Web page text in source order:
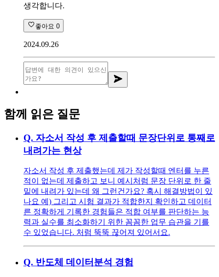
생각합니다.
좋아요 0
2024.09.26
함께 읽은 질문
Q. 자소서 작성 후 제출할때 문장단위로 통째로
내려가는 현상
자소서 작성 후 제출했는데 제가 작성할때 엔터를 누른
적이 없는데 제출하고 보니 예시처럼 문장 단위로 한 줄
밑에 내려가 있는데 왜 그런건가요? 혹시 해결방법이 있
나요 예) 그리고 시험 결과가 적합한지 확인하고 데이터
른 정확하게 기록한 경험들은 적합 여부를 판단하는 능
력과 실수를 최소화하기 위한 꼼꼼한 업무 습관을 기를
수 있었습니다. 처럼 뚝뚝 끊어져 있어서요.
Q. 반도체 데이터분석 경험